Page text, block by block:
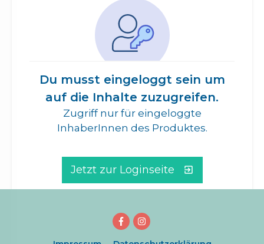
Du musst eingeloggt sein um
auf die Inhalte zuzugreifen.
Zugriff nur für eingeloggte
InhaberInnen des Produktes.
Jetzt zur Loginseite